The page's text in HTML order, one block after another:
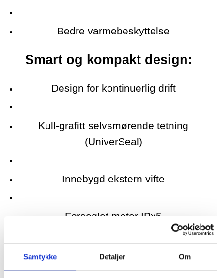
Samtykke Detaljer Om
Bedre varmebeskyttelse
Smart og kompakt design:
Design for kontinuerlig drift
Kull-grafitt selvsmørende tetning
(UniverSeal)
Innebygd ekstern vifte
Forseglet motor IPx5
230 V, 60 Hz, 48 rammemotor